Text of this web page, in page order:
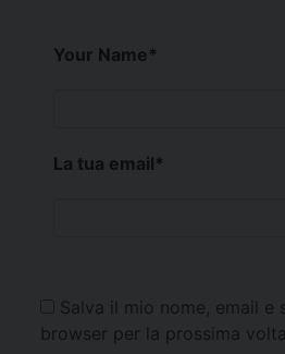
Your Name*
La tua email*
Salva il mio nome, email e
browser per la prossima